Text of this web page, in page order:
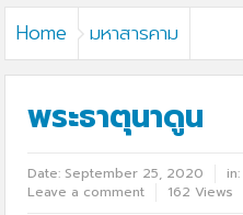
Home มหาสารคาม
พระธาตุนาดูน
Date: September 25, 2020 in:
Leave a comment
162 Views